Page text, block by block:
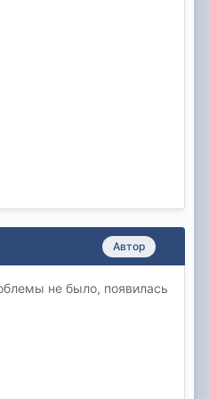
Автор
не было, появилась